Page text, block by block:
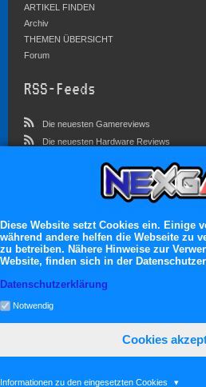
ARTIKEL FINDEN
Archiv
THEMEN ÜBERSICHT
Forum
RSS-Feeds
Die neuesten Gamereviews
Die neuesten Hardware Reviews
Im Forum sind zur Zeit 5827 Benutzer online
Es erwarten dich:
13.119 registrierte Mitglieder
71.046 Themen
neXGam ©
Diese Website setzt Cookies ein. Einige
während andere helfen die Webseite zu
zu betreiben. Nähere Hinweise zur
Website, finden sich in der
Datenschutzerklärung
Notwendig
Cookies
Informationen zu den eingesetzten Cookies